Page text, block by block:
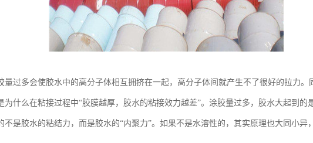
量过多会使胶水中的高分子体相互拥挤在一起，高分子体间就产生不了很好的拉力。
为什么在粘接过程中“胶膜越厚，胶水的粘接效力越差”。涂胶量过多，胶水大起到的
不是胶水的粘结力，而是胶水的“内聚力”。如果不是水溶性的，其实原理也大同小异